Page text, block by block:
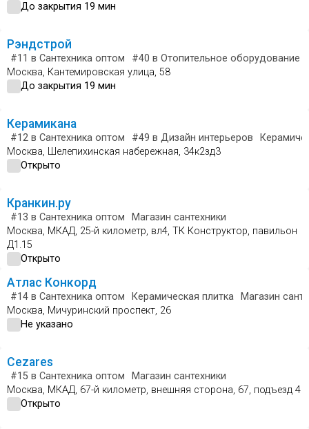
До закрытия 19 мин
Рэндстрой
#11 в Сантехника оптом #40 в Отопительное оборудование
Москва, Кантемировская улица, 58
До закрытия 19 мин
Керамикана
#12 в Сантехника оптом #49 в Дизайн интерьеров
Москва, Шелепихинская набережная, 34к2зд3
Открыто
Кранкин.ру
#13 в Сантехника оптом
Магазин сантехники
Москва, МКАД, 25-й километр, вл4, ТК Конструктор, павильон
Д1.15
Открыто
Атлас Конкорд
#14 в Сантехника оптом Керамическая плитка
Магазин
Москва, Мичуринский проспект, 26
Не указано
Cezares
#15 в Сантехника оптом
Магазин сантехники
Москва, МКАД, 67-й километр, внешняя сторона, 67, подъезд 4
Открыто